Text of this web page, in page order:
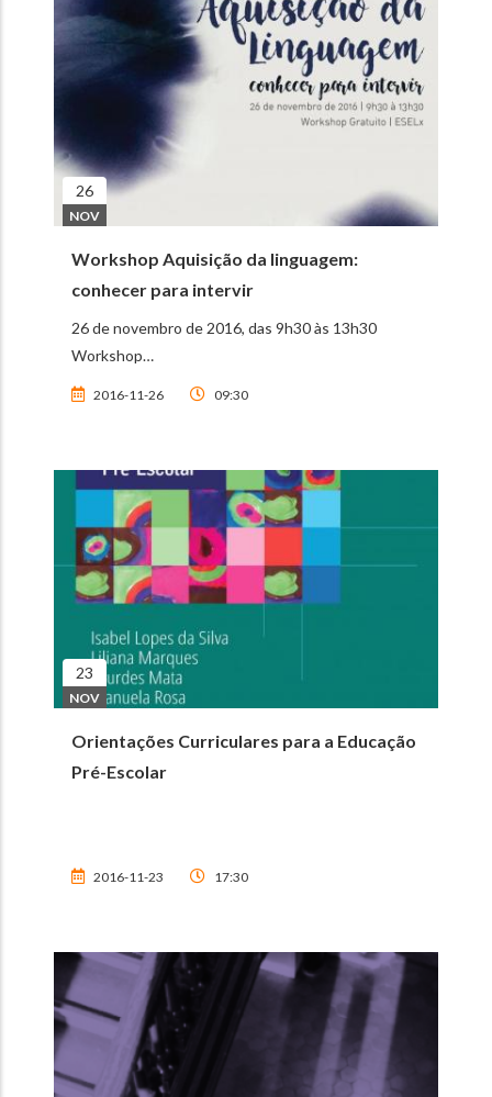
26
NOV
Workshop Aquisição da linguagem:
conhecer para intervir
26 de novembro de 2016, das 9h30 às 13h30
Workshop…
2016-11-26 09:30
23
NOV
Orientações Curriculares para a Educação
Pré-Escolar
2016-11-23 17:30